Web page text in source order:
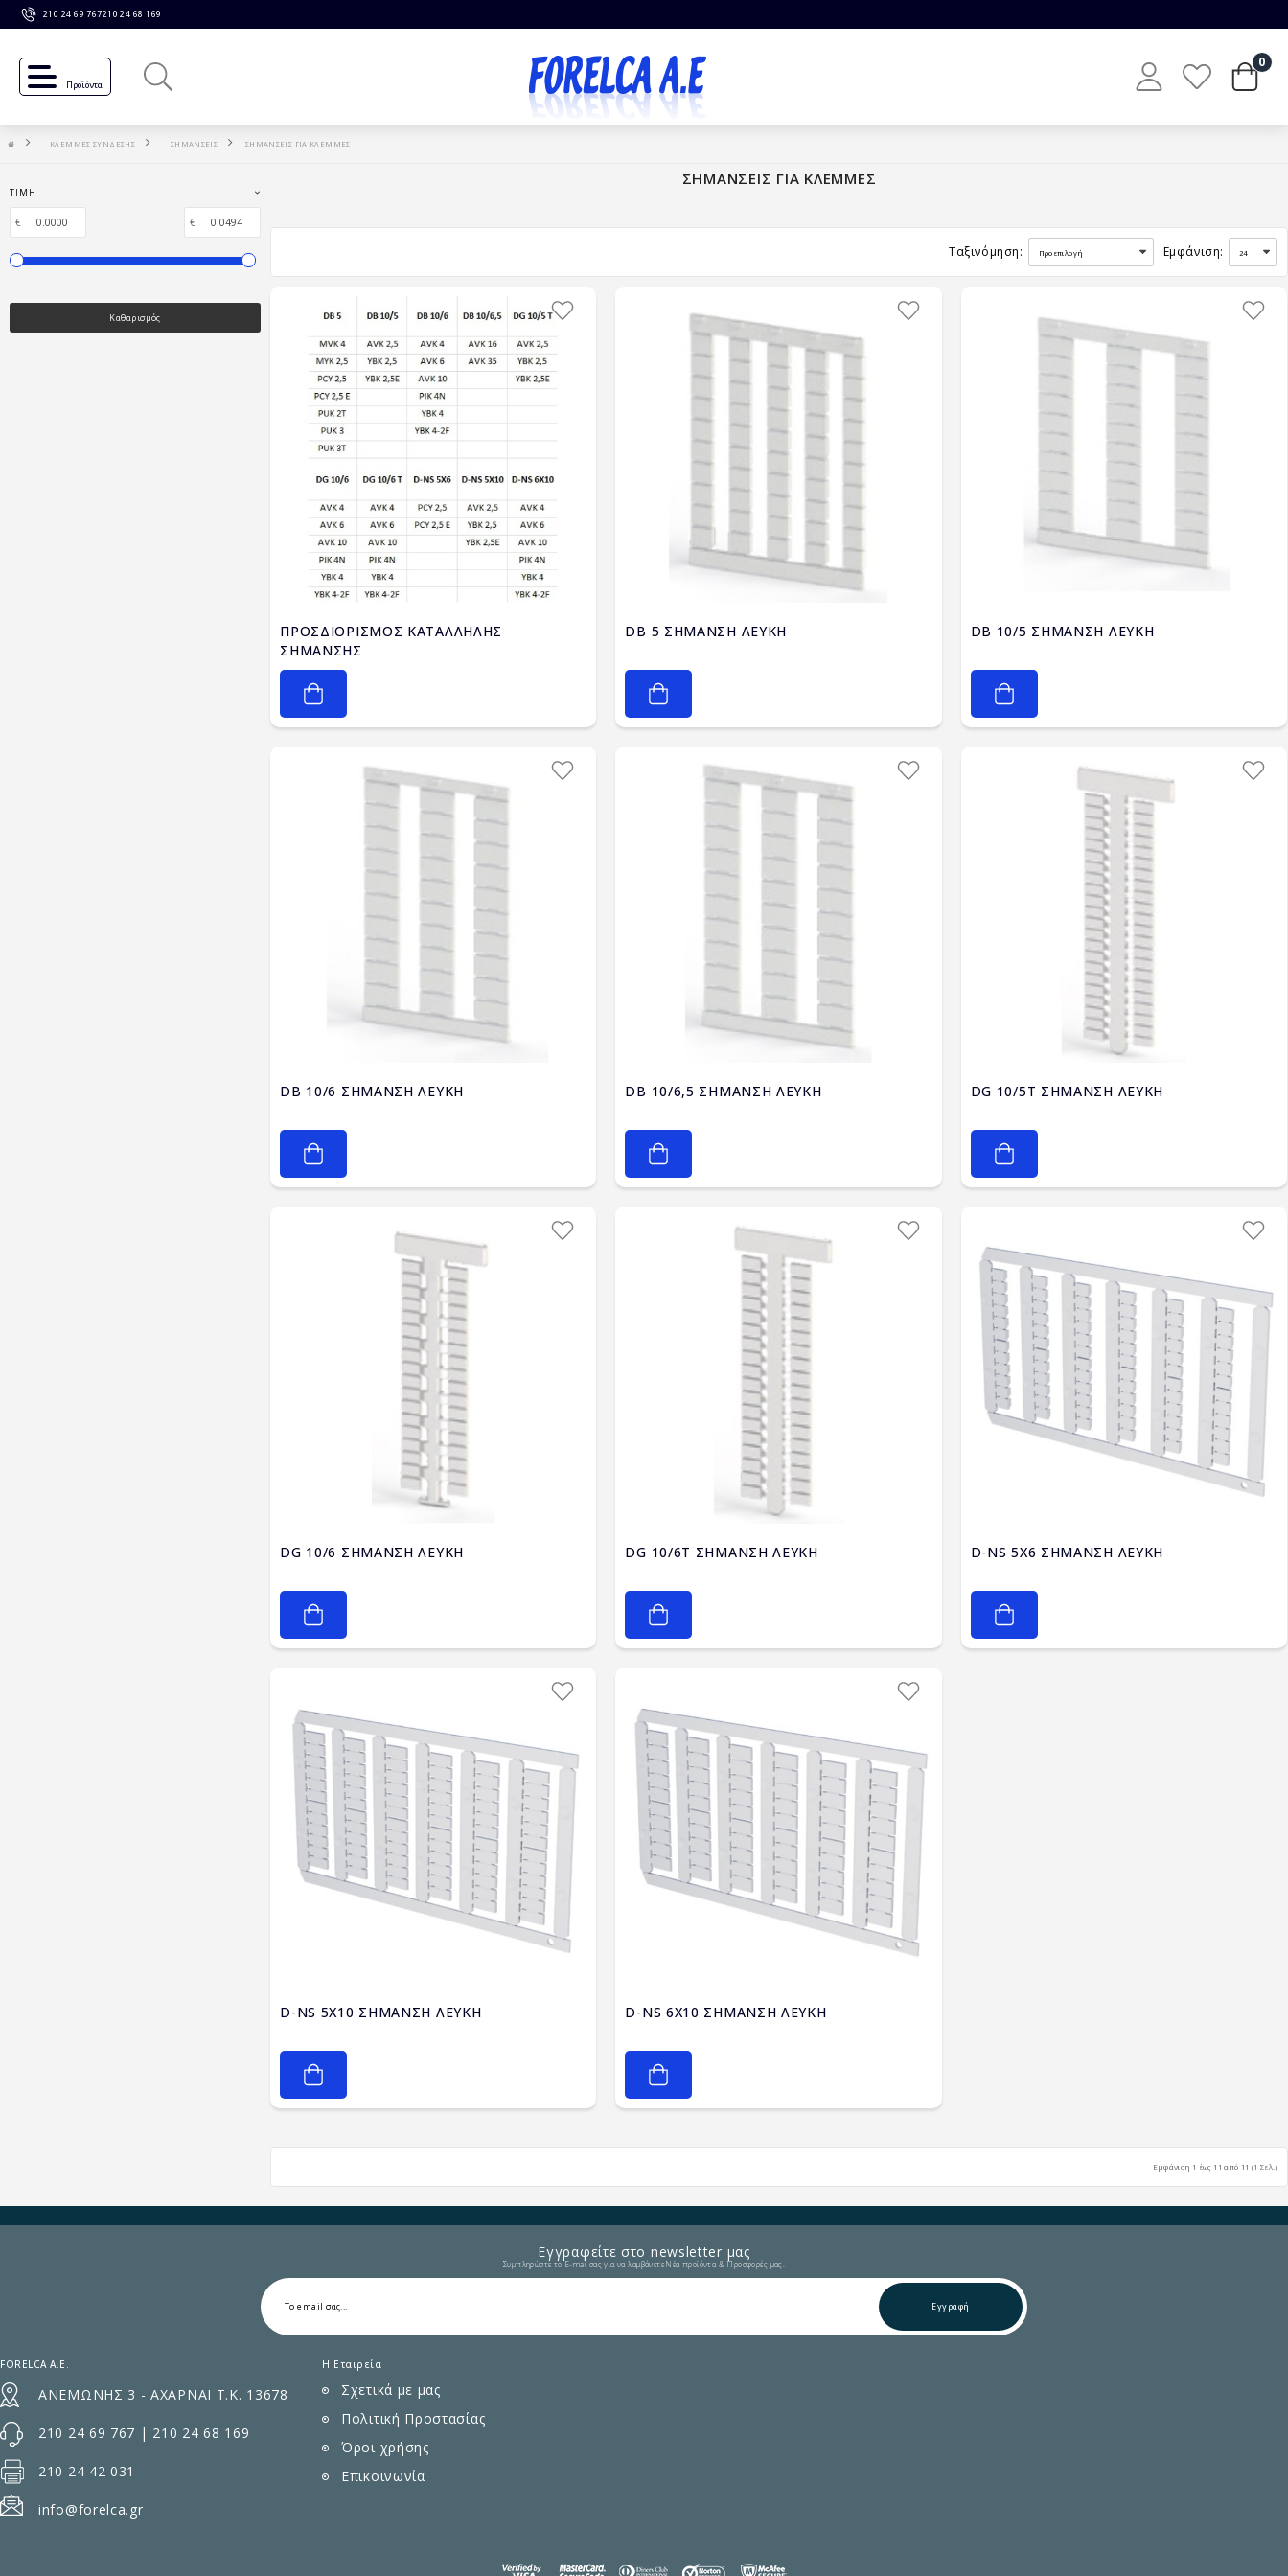
210 24 69 767210 24 68 169
Προϊόντα
0
ΚΛΕΜΜΕΣ ΣΥΝΔΕΣΗΣ ΣΗΜΑΝΣΕΙΣ ΣΗΜΑΝΣΕΙΣ ΓΙΑ ΚΛΕΜΜΕΣ
ΤΙΜΉ
€ €
Καθαρισμός
ΣΗΜΑΝΣΕΙΣ ΓΙΑ ΚΛΕΜΜΕΣ
Ταξινόμηση: Εμφάνιση:
ΠΡΟΣΔΙΟΡΙΣΜΟΣ ΚΑΤΑΛΛΗΛΗΣ
ΣΗΜΑΝΣΗΣ
DB 5 ΣΗΜΑΝΣΗ ΛΕΥΚΗ DB 10/5 ΣΗΜΑΝΣΗ ΛΕΥΚΗ
DB 10/6 ΣΗΜΑΝΣΗ ΛΕΥΚΗ DB 10/6,5 ΣΗΜΑΝΣΗ ΛΕΥΚΗ DG 10/5T ΣΗΜΑΝΣΗ ΛΕΥΚΗ
DG 10/6 ΣΗΜΑΝΣΗ ΛΕΥΚΗ DG 10/6T ΣΗΜΑΝΣΗ ΛΕΥΚΗ D-NS 5X6 ΣΗΜΑΝΣΗ ΛΕΥΚΗ
D-NS 5X10 ΣΗΜΑΝΣΗ ΛΕΥΚΗ D-NS 6X10 ΣΗΜΑΝΣΗ ΛΕΥΚΗ
Εμφάνιση 1 έως 11 από 11 (1 Σελ.)
Εγγραφείτε στο newsletter μας
Συμπληρώστε το E-mail σας για να λαμβάνετε Νέα προϊόντα & Προσφορές μας.
Εγγραφή
FORELCA A.E.
ΑΝΕΜΩΝΗΣ 3 - ΑΧΑΡΝΑΙ Τ.Κ. 13678
210 24 69 767 | 210 24 68 169
210 24 42 031
info@forelca.gr
Η Εταιρεία
Σχετικά με μας
Πολιτική Προστασίας
Όροι χρήσης
Επικοινωνία